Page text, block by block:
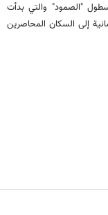
"الصمود" والتي بدأت
إلى السكان المحاصرين